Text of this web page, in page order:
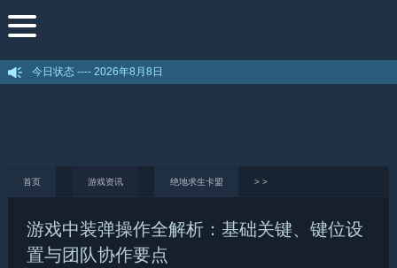
今日状态 ----2026年8月8日
首页 >
游戏资讯 >
绝地求生卡盟
游戏中装弹操作全解析：基础关键、键位设
置与团队协作要点